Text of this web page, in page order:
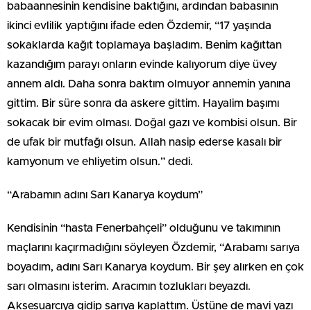
babaannesinin kendisine baktığını, ardından babasının
ikinci evlilik yaptığını ifade eden Özdemir, “17 yaşında
sokaklarda kağıt toplamaya başladım. Benim kağıttan
kazandığım parayı onların evinde kalıyorum diye üvey
annem aldı. Daha sonra baktım olmuyor annemin yanına
gittim. Bir süre sonra da askere gittim. Hayalim başımı
sokacak bir evim olması. Doğal gazı ve kombisi olsun. Bir
de ufak bir mutfağı olsun. Allah nasip ederse kasalı bir
kamyonum ve ehliyetim olsun.” dedi.
“Arabamın adını Sarı Kanarya koydum”
Kendisinin “hasta Fenerbahçeli” olduğunu ve takımının
maçlarını kaçırmadığını söyleyen Özdemir, “Arabamı sarıya
boyadım, adını Sarı Kanarya koydum. Bir şey alırken en çok
sarı olmasını isterim. Aracımın tozlukları beyazdı.
Aksesuarcıya gidip sarıya kaplattım. Üstüne de mavi yazı